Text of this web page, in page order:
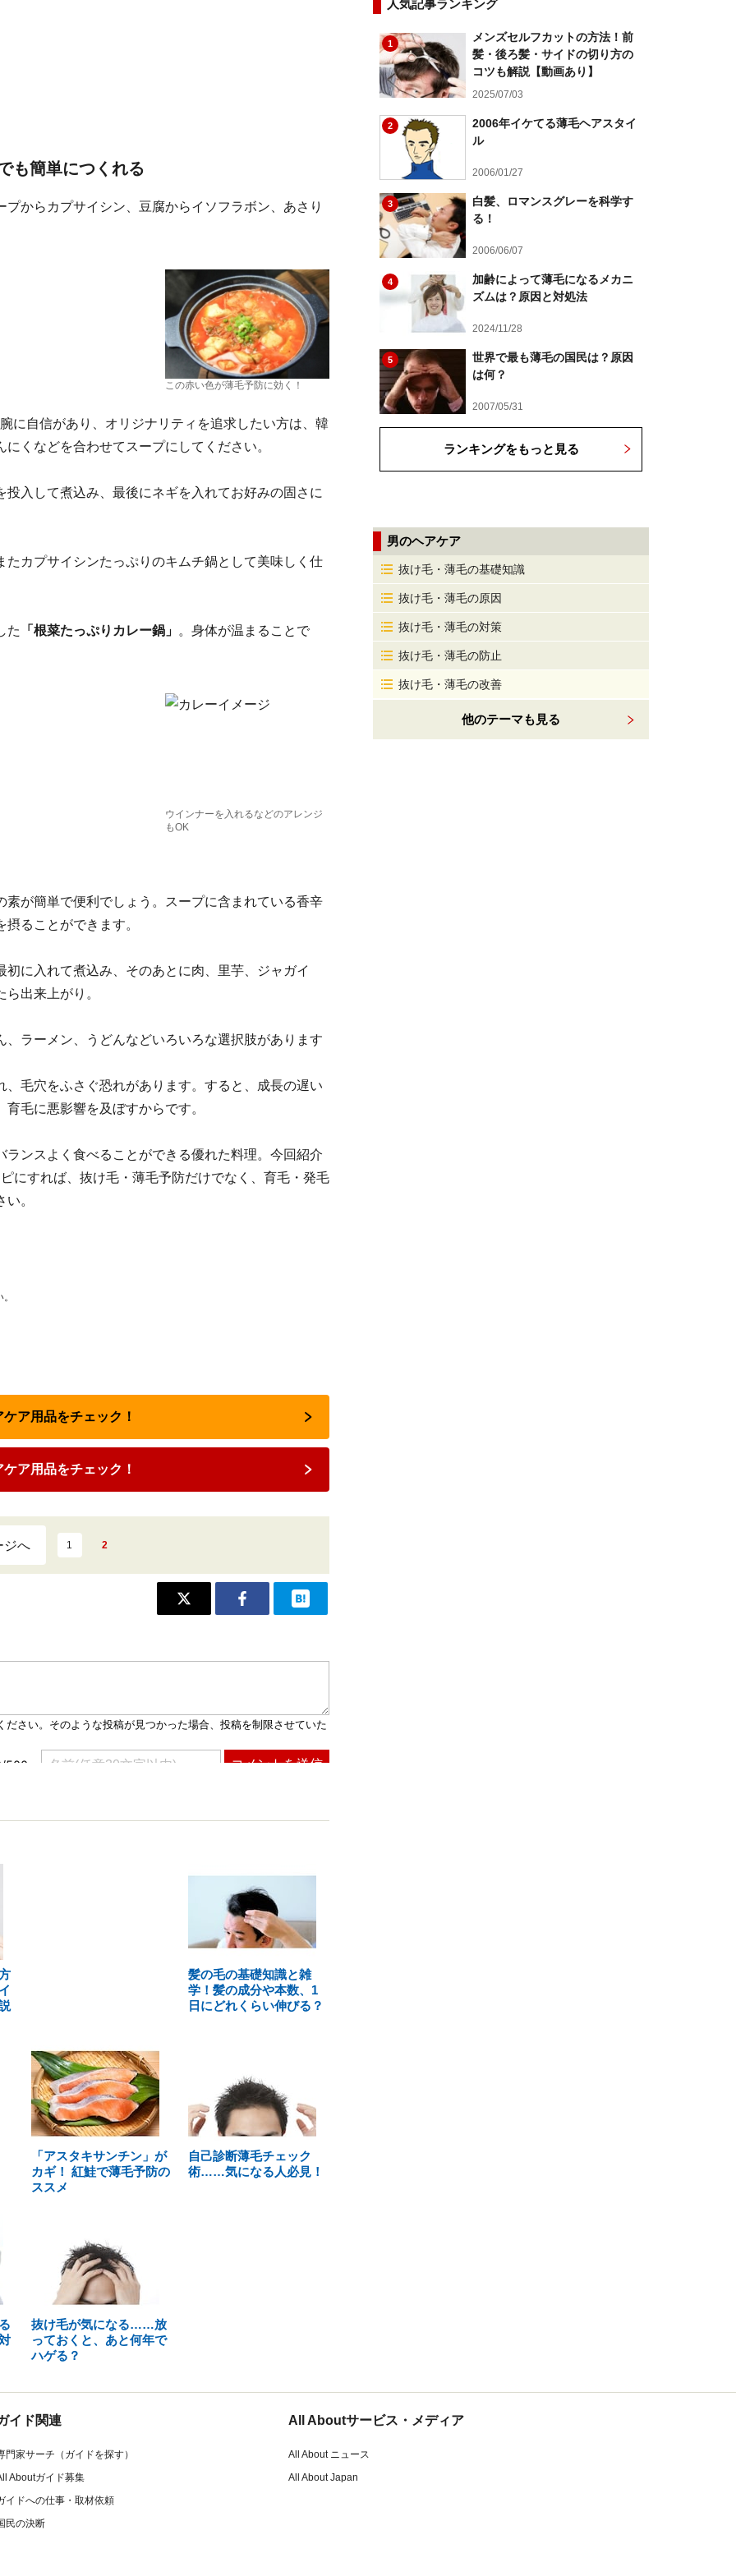
も簡単につくれる
プからカプサイシン、豆腐からイソフラボン、あさり
この赤い色が薄毛予防に効く！
に自信があり、オリジナリティを追求したい方は、韓
くなどを合わせてスープにしてください。
入して煮込み、最後にネギを入れてお好みの固さに
カプサイシンたっぷりのキムチ鍋として美味しく仕
た 「根菜たっぷりカレー鍋」 。身体が温まることで
ウインナーを入れるなどのアレンジ
もOK
が簡単で便利でしょう。スープに含まれている香辛
ることができます。
に入れて煮込み、そのあとに肉、里芋、ジャガイ
出来上がり。
ラーメン、うどんなどいろいろな選択肢があります
毛穴をふさぐ恐れがあります。すると、成長の遅い
毛に悪影響を及ぼすからです。
ンスよく食べることができる優れた料理。今回紹介
にすれば、抜け毛・薄毛予防だけでなく、育毛・発毛
。
ア用品をチェック！
ア用品をチェック！
ジへ 1 2
髪の毛の基礎知識と雑
学！髪の成分や本数、1
日にどれくらい伸びる？
「アスタキサンチン」が
カギ！ 紅鮭で薄毛予防の
ススメ
自己診断薄毛チェック
術……気になる人必見！
抜け毛が気になる……放
っておくと、あと何年で
ハゲる？
人気記事ランキング
1
メンズセルフカットの方法！前
髪・後ろ髪・サイドの切り方の
コツも解説【動画あり】
2025/07/03
2
2006年イケてる薄毛ヘアスタイ
ル
2006/01/27
3
白髪、ロマンスグレーを科学す
る！
2006/06/07
4
加齢によって薄毛になるメカニ
ズムは？原因と対処法
2024/11/28
5
世界で最も薄毛の国民は？原因
は何？
2007/05/31
ランキングをもっと見る
男のヘアケア
抜け毛・薄毛の基礎知識
抜け毛・薄毛の原因
抜け毛・薄毛の対策
抜け毛・薄毛の防止
抜け毛・薄毛の改善
他のテーマも見る
イド関連
門家サーチ（ガイドを探す）
Aboutガイド募集
イドへの仕事・取材依頼
民の決断
All Aboutサービス・メディア
All About ニュース
All About Japan